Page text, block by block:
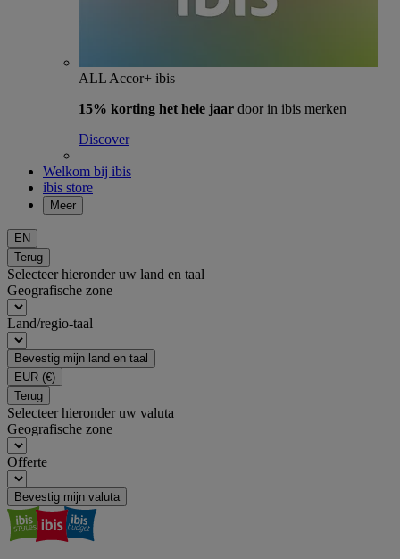
ALL Accor+ ibis
15% korting het hele jaar door in ibis merken
Discover
Welkom bij ibis
ibis store
Meer
EN
Terug
Selecteer hieronder uw land en taal
Geografische zone
Land/regio-taal
Bevestig mijn land en taal
EUR (€)
Terug
Selecteer hieronder uw valuta
Geografische zone
Offerte
Bevestig mijn valuta